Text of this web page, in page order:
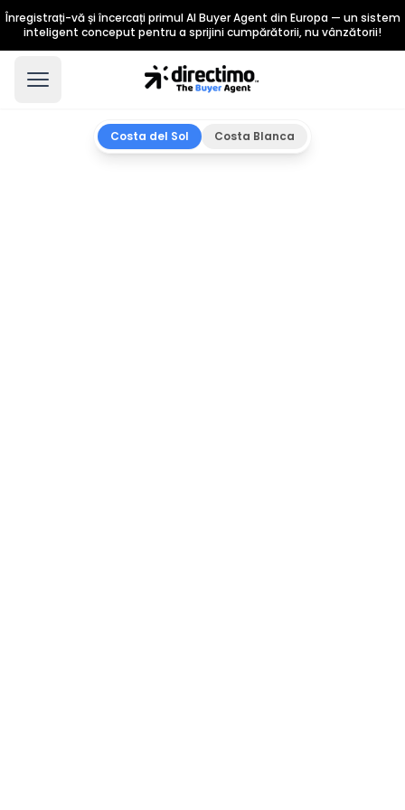
Înregistrați-vă și încercați primul AI Buyer Agent din Europa — un sistem
inteligent conceput pentru a sprijini cumpărătorii, nu vânzătorii!
Costa del Sol Costa Blanca